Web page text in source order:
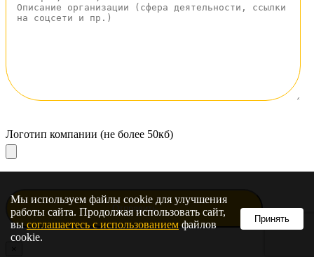
Мы используем файлы cookie для улучшения
работы сайта. Продолжая использовать сайт,
вы соглашаетесь с использованием файлов
cookie.
Принять
Логотип компании (не более 50кб)